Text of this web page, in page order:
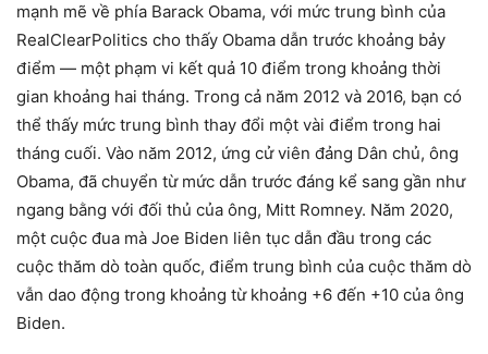
mạnh mẽ về phía Barack Obama, với mức trung bình của
RealClearPolitics cho thấy Obama dẫn trước khoảng bảy
điểm — một phạm vi kết quả 10 điểm trong khoảng thời
gian khoảng hai tháng. Trong cả năm 2012 và 2016, bạn có
thể thấy mức trung bình thay đổi một vài điểm trong hai
tháng cuối. Vào năm 2012, ứng cử viên đảng Dân chủ, ông
Obama, đã chuyển từ mức dẫn trước đáng kể sang gần như
ngang bằng với đối thủ của ông, Mitt Romney. Năm 2020,
một cuộc đua mà Joe Biden liên tục dẫn đầu trong các
cuộc thăm dò toàn quốc, điểm trung bình của cuộc thăm dò
vẫn dao động trong khoảng từ khoảng +6 đến +10 của ông
Biden.